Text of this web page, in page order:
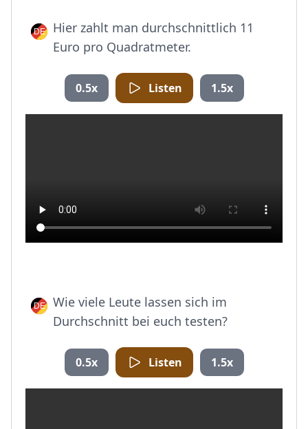
Hier zahlt man durchschnittlich 11
Euro pro Quadratmeter.
0.5x Listen 1.5x
Wie viele Leute lassen sich im
Durchschnitt bei euch testen?
0.5x Listen 1.5x